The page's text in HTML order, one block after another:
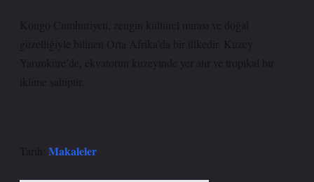
Kongo Cumhuriyeti, zengin kültürel mirası ve doğal
güzelliğiyle bilinen Orta Afrika’da bir ülkedir. Kuzey
Yarımküre’de, ekvatorun kuzeyinde yer alır ve tropikal bir
iklime sahiptir.
Tarih: Makaleler